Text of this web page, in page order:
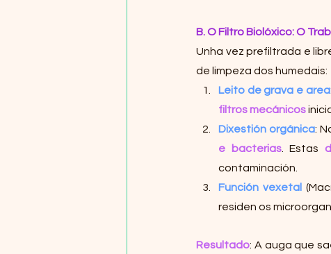
B. O Filtro Biolóxico: O
Unha vez prefiltrada e
de limpeza dos humedais:
Leito de grava e area
filtros mecánicos
Dixestión orgánica:
e bacterias. Estas
contaminación.
Función vexetal
residen os
Resultado: A auga que